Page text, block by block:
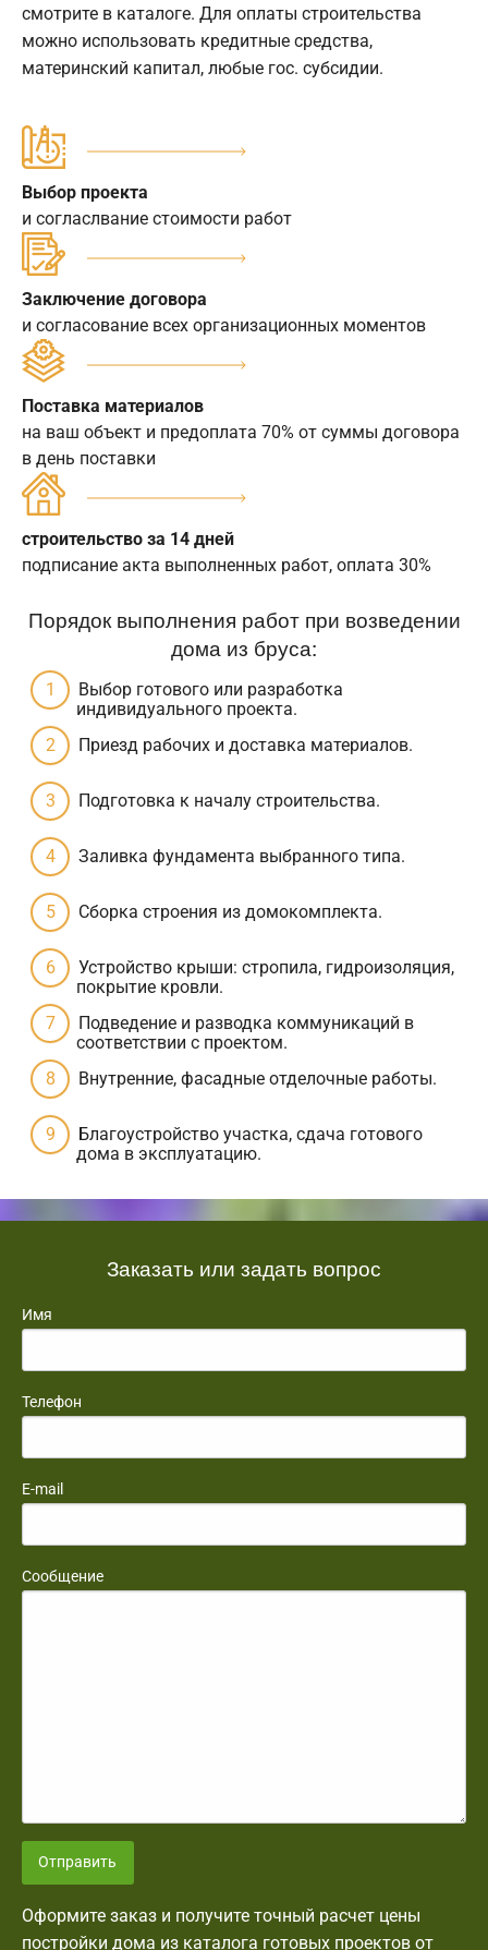
смотрите в каталоге. Для оплаты строительства
можно использовать кредитные средства,
материнский капитал, любые гос. субсидии.
Выбор проекта
и согласлвание стоимости работ
Заключение договора
и согласование всех организационных моментов
Поставка материалов
на ваш объект и предоплата 70% от суммы договора
в день поставки
строительство за 14 дней
подписание акта выполненных работ, оплата 30%
Порядок выполнения работ при возведении
дома из бруса:
Выбор готового или разработка
индивидуального проекта.
Приезд рабочих и доставка материалов.
Подготовка к началу строительства.
Заливка фундамента выбранного типа.
Сборка строения из домокомплекта.
Устройство крыши: стропила, гидроизоляция,
покрытие кровли.
Подведение и разводка коммуникаций в
соответствии с проектом.
Внутренние, фасадные отделочные работы.
Благоустройство участка, сдача готового
дома в эксплуатацию.
Заказать или задать вопрос
Имя
Телефон
E-mail
Сообщение
Отправить
Оформите заказ и получите точный расчет цены
постройки дома из каталога готовых проектов от